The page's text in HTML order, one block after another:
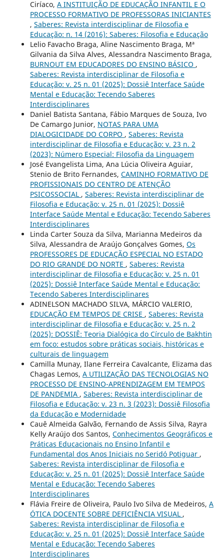
Ciríaco, A INSTITUIÇÃO DE EDUCAÇÃO INFANTIL E O
PROCESSO FORMATIVO DE PROFESSORAS INICIANTES
, Saberes: Revista interdisciplinar de Filosofia e
Educação: n. 14 (2016): Saberes: Filosofia e Educação
Lelio Favacho Braga, Aline Nascimento Braga, Mª
Gilvania da Silva Alves, Alessandra Nascimento Braga,
BURNOUT EM EDUCADORES DO ENSINO BÁSICO ,
Saberes: Revista interdisciplinar de Filosofia e
Educação: v. 25 n. 01 (2025): Dossiê Interface Saúde
Mental e Educação: Tecendo Saberes
Interdisciplinares
Daniel Batista Santana, Fábio Marques de Souza, Ivo
De Camargo Junior, NOTAS PARA UMA
DIALOGICIDADE DO CORPO , Saberes: Revista
interdisciplinar de Filosofia e Educação: v. 23 n. 2
(2023): Número Especial: Filosofia da Linguagem
José Evangelista Lima, Ana Lúcia Oliveira Aguiar,
Stenio de Brito Fernandes, CAMINHO FORMATIVO DE
PROFISSIONAIS DO CENTRO DE ATENÇÃO
PSICOSSOCIAL , Saberes: Revista interdisciplinar de
Filosofia e Educação: v. 25 n. 01 (2025): Dossiê
Interface Saúde Mental e Educação: Tecendo Saberes
Interdisciplinares
Linda Carter Souza da Silva, Marianna Medeiros da
Silva, Alessandra de Araújo Gonçalves Gomes, Os
PROFESSORES DE EDUCAÇÃO ESPECIAL NO ESTADO
DO RIO GRANDE DO NORTE , Saberes: Revista
interdisciplinar de Filosofia e Educação: v. 25 n. 01
(2025): Dossiê Interface Saúde Mental e Educação:
Tecendo Saberes Interdisciplinares
ADINELSON MACHADO SILVA, MÁRCIO VALERIO,
EDUCAÇÃO EM TEMPOS DE CRISE , Saberes: Revista
interdisciplinar de Filosofia e Educação: v. 25 n. 2
(2025): DOSSIÊ: Teoria Dialógica do Círculo de Bakhtin
em foco: estudos sobre práticas sociais, históricas e
culturais de linguagem
Camilla Munay, Ilane Ferreira Cavalcante, Elizama das
Chagas Lemos, A UTILIZAÇÃO DAS TECNOLOGIAS NO
PROCESSO DE ENSINO-APRENDIZAGEM EM TEMPOS
DE PANDEMIA , Saberes: Revista interdisciplinar de
Filosofia e Educação: v. 23 n. 3 (2023): Dossiê Filosofia
da Educação e Modernidade
Cauê Almeida Galvão, Fernando de Assis Silva, Rayra
Kelly Araújo dos Santos, Conhecimentos Geográficos e
Práticas Educacionais no Ensino Infantil e
Fundamental dos Anos Iniciais no Seridó Potiguar ,
Saberes: Revista interdisciplinar de Filosofia e
Educação: v. 25 n. 01 (2025): Dossiê Interface Saúde
Mental e Educação: Tecendo Saberes
Interdisciplinares
Flávia Freire de Oliveira, Paulo Ivo Silva de Medeiros, A
ÓTICA DOCENTE SOBRE DEFICIÊNCIA VISUAL ,
Saberes: Revista interdisciplinar de Filosofia e
Educação: v. 25 n. 01 (2025): Dossiê Interface Saúde
Mental e Educação: Tecendo Saberes
Interdisciplinares